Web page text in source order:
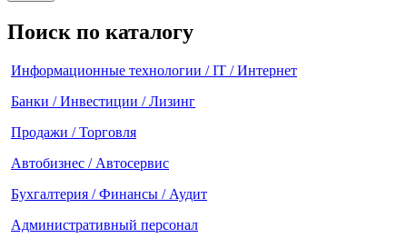
Поиск по каталогу
Информационные технологии / IT / Интернет
Банки / Инвестиции / Лизинг
Продажи / Торговля
Автобизнес / Автосервис
Бухгалтерия / Финансы / Аудит
Административный персонал